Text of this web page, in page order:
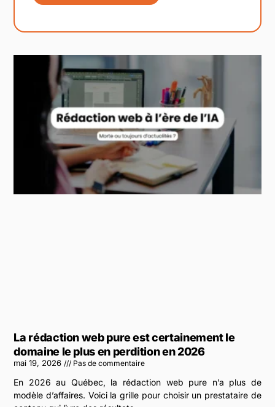
La rédaction web pure est certainement le
domaine le plus en perdition en 2026
mai 19, 2026 Pas de commentaire
En 2026 au Québec, la rédaction web pure n’a plus de
modèle d’affaires. Voici la grille pour choisir un prestataire de